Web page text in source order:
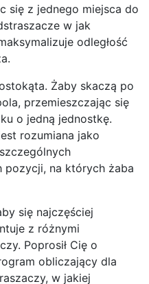
się z jednego miejsca do
w jak
odległość
Żaby skaczą po
przemieszczając się
o jedną jednostkę.
rozumiana jako
na których żaba
się najczęściej
z różnymi
Poprosił Cię o
obliczający dla
w jakiej